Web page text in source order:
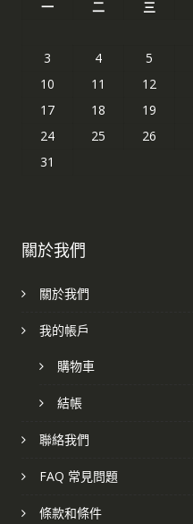
一 二 三
3
4 5
10
11 12
17
18 19
24
25 26
31
關於我們
關於我們
我的帳戶
購物車
結帳
聯絡我們
FAQ 常見問題
條款和條件